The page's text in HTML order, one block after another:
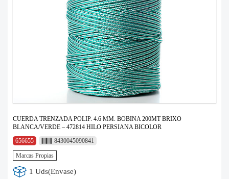
CUERDA TRENZADA POLIP. 4.6 MM. BOBINA 200MT BRIXO
BLANCA/VERDE – 472814 HILO PERSIANA BICOLOR
656655
8430045090841
Marcas Propias
1 Uds(Envase)